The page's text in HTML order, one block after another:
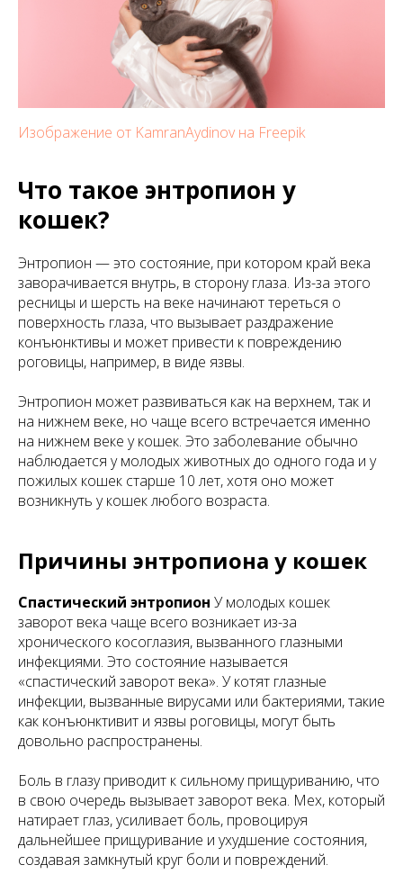
Изображение от KamranAydinov на Freepik
Что такое энтропион у
кошек?
Энтропион — это состояние, при котором край века
заворачивается внутрь, в сторону глаза. Из-за этого
ресницы и шерсть на веке начинают тереться о
поверхность глаза, что вызывает раздражение
конъюнктивы и может привести к повреждению
роговицы, например, в виде язвы.
Энтропион может развиваться как на верхнем, так и
на нижнем веке, но чаще всего встречается именно
на нижнем веке у кошек. Это заболевание обычно
наблюдается у молодых животных до одного года и у
пожилых кошек старше 10 лет, хотя оно может
возникнуть у кошек любого возраста.
Причины энтропиона у кошек
Спастический энтропион У молодых кошек
заворот века чаще всего возникает из-за
хронического косоглазия, вызванного глазными
инфекциями. Это состояние называется
«спастический заворот века». У котят глазные
инфекции, вызванные вирусами или бактериями, такие
как конъюнктивит и язвы роговицы, могут быть
довольно распространены.
Боль в глазу приводит к сильному прищуриванию, что
в свою очередь вызывает заворот века. Мех, который
натирает глаз, усиливает боль, провоцируя
дальнейшее прищуривание и ухудшение состояния,
создавая замкнутый круг боли и повреждений.